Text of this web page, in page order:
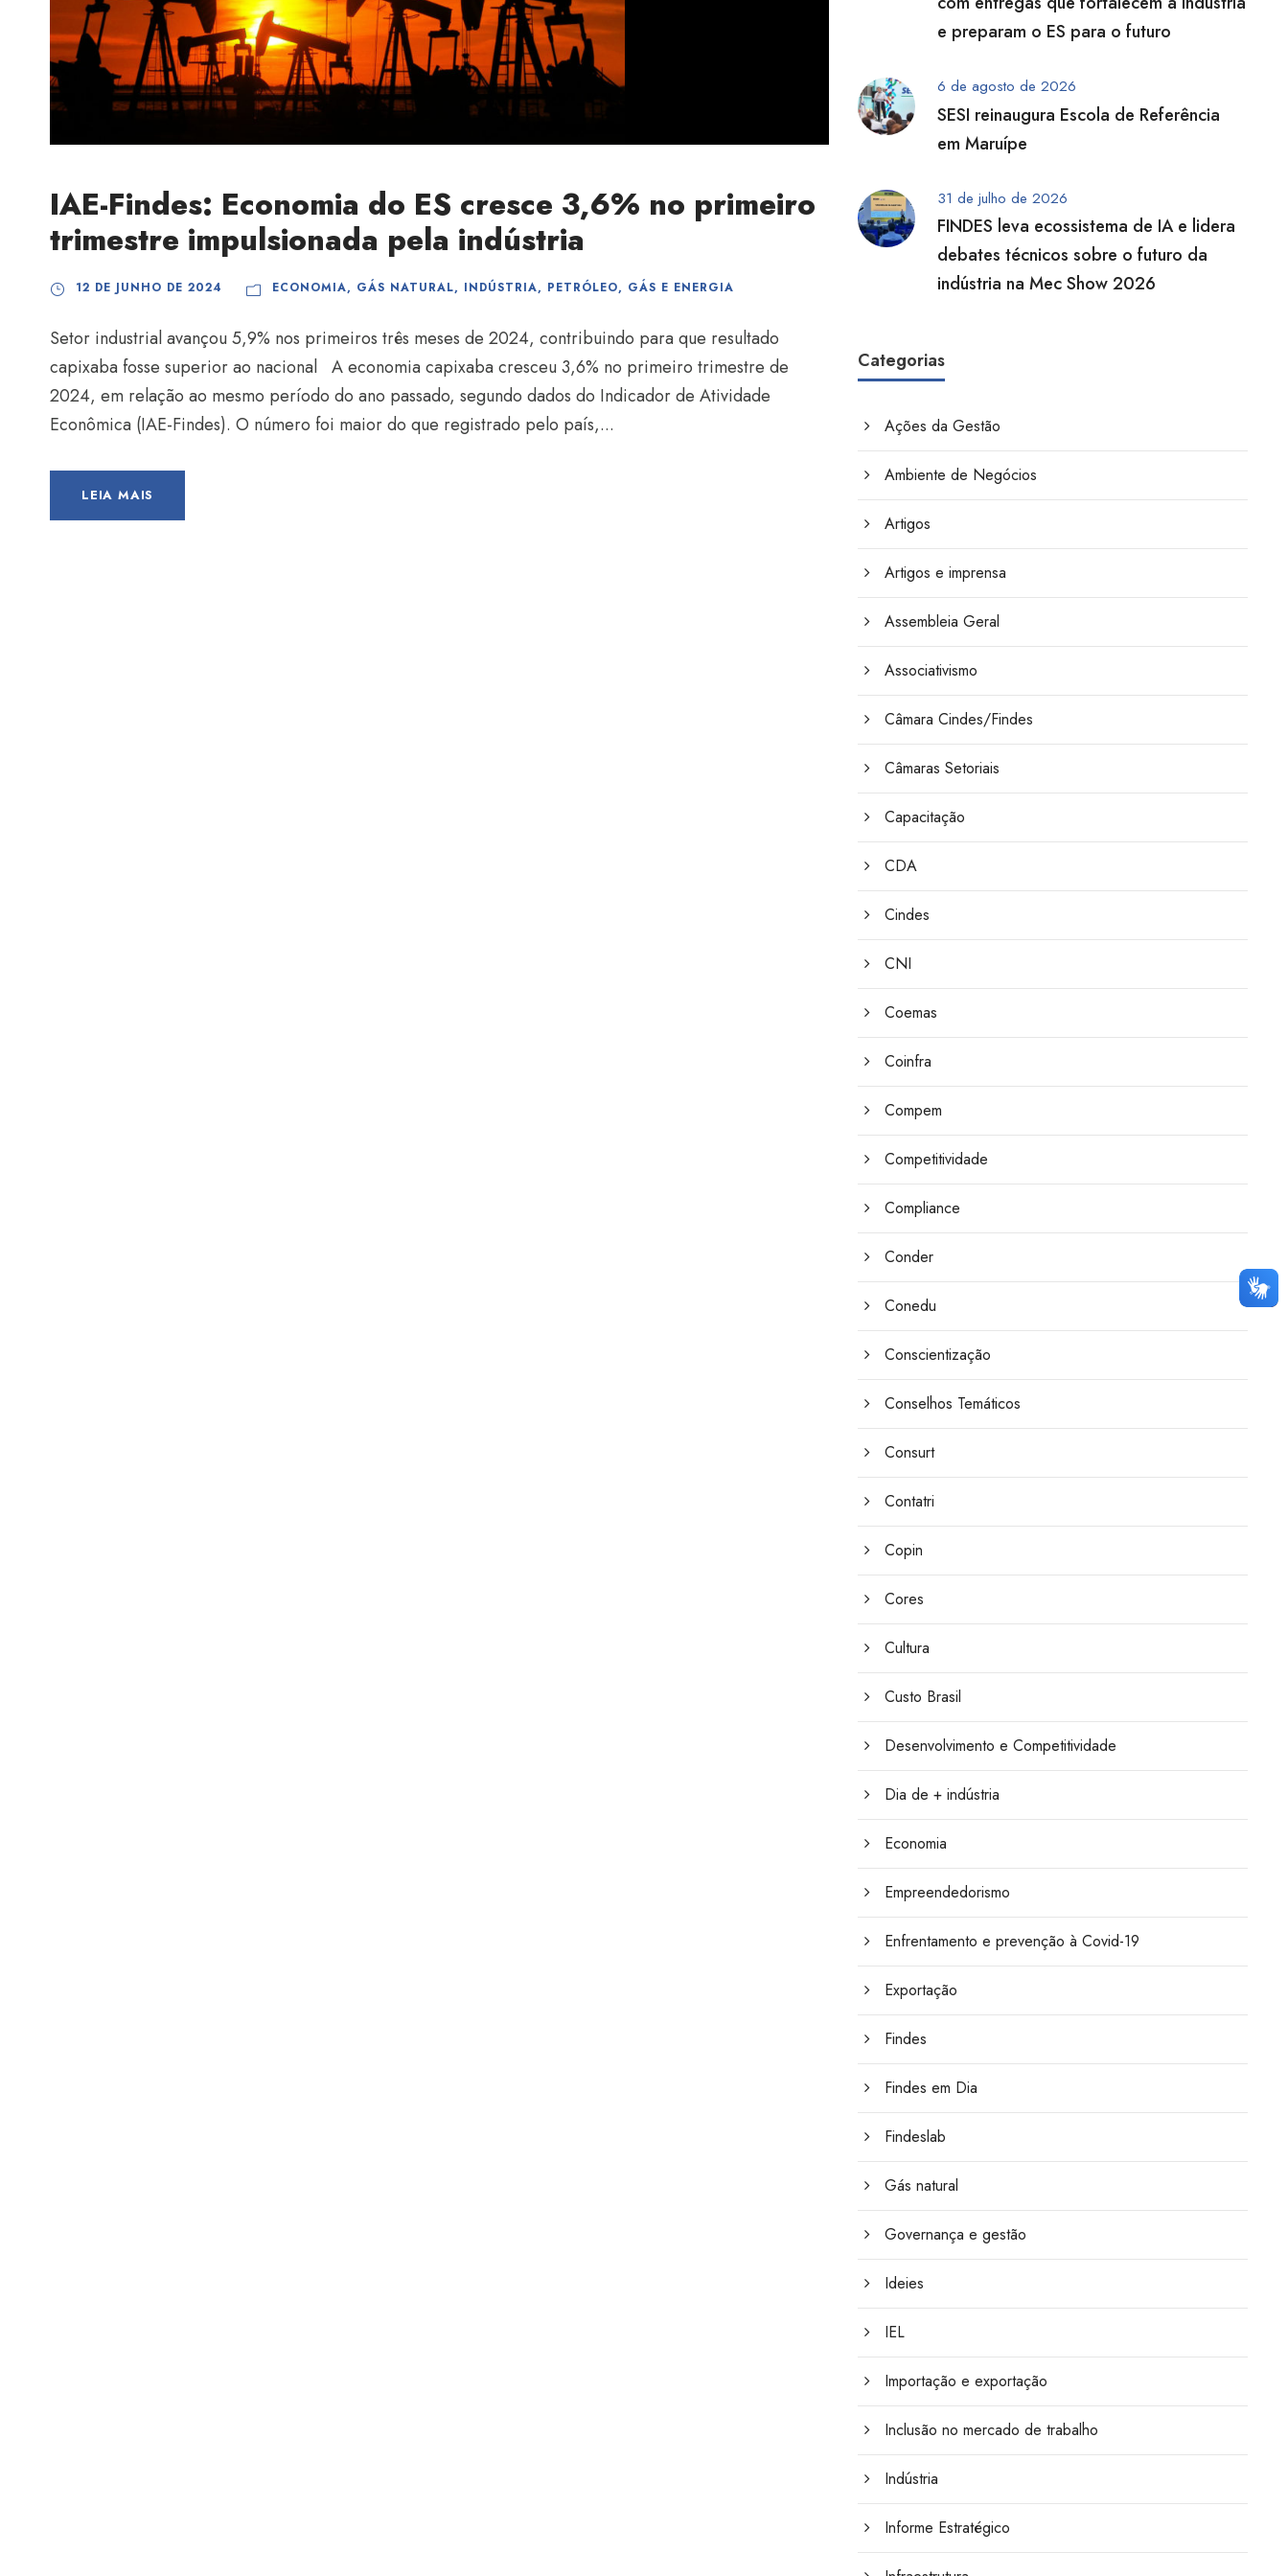
IAE-Findes: Economia do ES cresce 3,6% no primeiro
trimestre impulsionada pela indústria
12 DE JUNHO DE 2024 ECONOMIA, GÁS NATURAL, INDÚSTRIA, PETRÓLEO, GÁS E ENERGIA
Setor industrial avançou 5,9% nos primeiros três meses de 2024, contribuindo para que resultado
capixaba fosse superior ao nacional A economia capixaba cresceu 3,6% no primeiro trimestre de
2024, em relação ao mesmo período do ano passado, segundo dados do Indicador de Atividade
Econômica (IAE-Findes). O número foi maior do que registrado pelo país,...
LEIA MAIS
e preparam o ES para o futuro
6 de agosto de 2026
SESI reinaugura Escola de Referência
em Maruípe
31 de julho de 2026
FINDES leva ecossistema de IA e lidera
debates técnicos sobre o futuro da
indústria na Mec Show 2026
Categorias
Ações da Gestão
Ambiente de Negócios
Artigos
Artigos e imprensa
Assembleia Geral
Associativismo
Câmara Cindes/Findes
Câmaras Setoriais
Capacitação
CDA
Cindes
CNI
Coemas
Coinfra
Compem
Competitividade
Compliance
Conder
Conedu
Conscientização
Conselhos Temáticos
Consurt
Contatri
Copin
Cores
Cultura
Custo Brasil
Desenvolvimento e Competitividade
Dia de + indústria
Economia
Empreendedorismo
Enfrentamento e prevenção à Covid-19
Exportação
Findes
Findes em Dia
Findeslab
Gás natural
Governança e gestão
Ideies
IEL
Importação e exportação
Inclusão no mercado de trabalho
Indústria
Informe Estratégico